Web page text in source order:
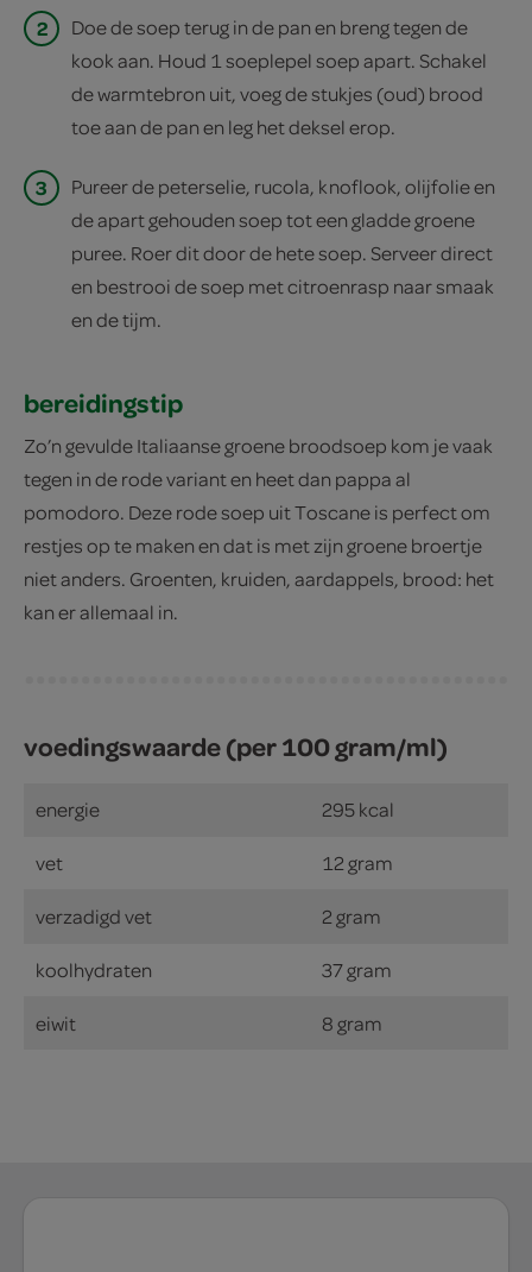
2
Doe de soep terug in de pan en breng tegen de
kook aan. Houd 1 soeplepel soep apart. Schakel
de warmtebron uit, voeg de stukjes (oud) brood
toe aan de pan en leg het deksel erop.
3
Pureer de peterselie, rucola, knof­look, olijfolie en
de apart gehouden soep tot een gladde groene
puree. Roer dit door de hete soep. Serveer direct
en bestrooi de soep met citroenrasp naar smaak
en de tijm.
bereidingstip
Zo’n gevulde Italiaanse groene broodsoep kom je vaak
tegen in de rode variant en heet dan pappa al
pomodoro. Deze rode soep uit Toscane is perfect om
restjes op te maken en dat is met zijn groene broertje
niet anders. Groenten, kruiden, aardappels, brood: het
kan er allemaal in.
voedingswaarde (per 100 gram/ml)
energie 295 kcal
vet 12 gram
verzadigd vet 2 gram
koolhydraten 37 gram
eiwit 8 gram